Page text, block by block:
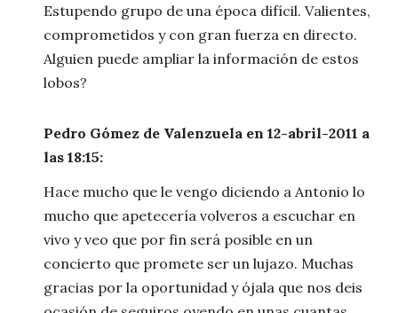
Estupendo grupo de una época difícil. Valientes,
comprometidos y con gran fuerza en directo.
Alguien puede ampliar la información de estos
lobos?
Pedro Gómez de Valenzuela en 12-abril-2011 a
las 18:15:
Hace mucho que le vengo diciendo a Antonio lo
mucho que apetecería volveros a escuchar en
vivo y veo que por fin será posible en un
concierto que promete ser un lujazo. Muchas
gracias por la oportunidad y ójala que nos deis